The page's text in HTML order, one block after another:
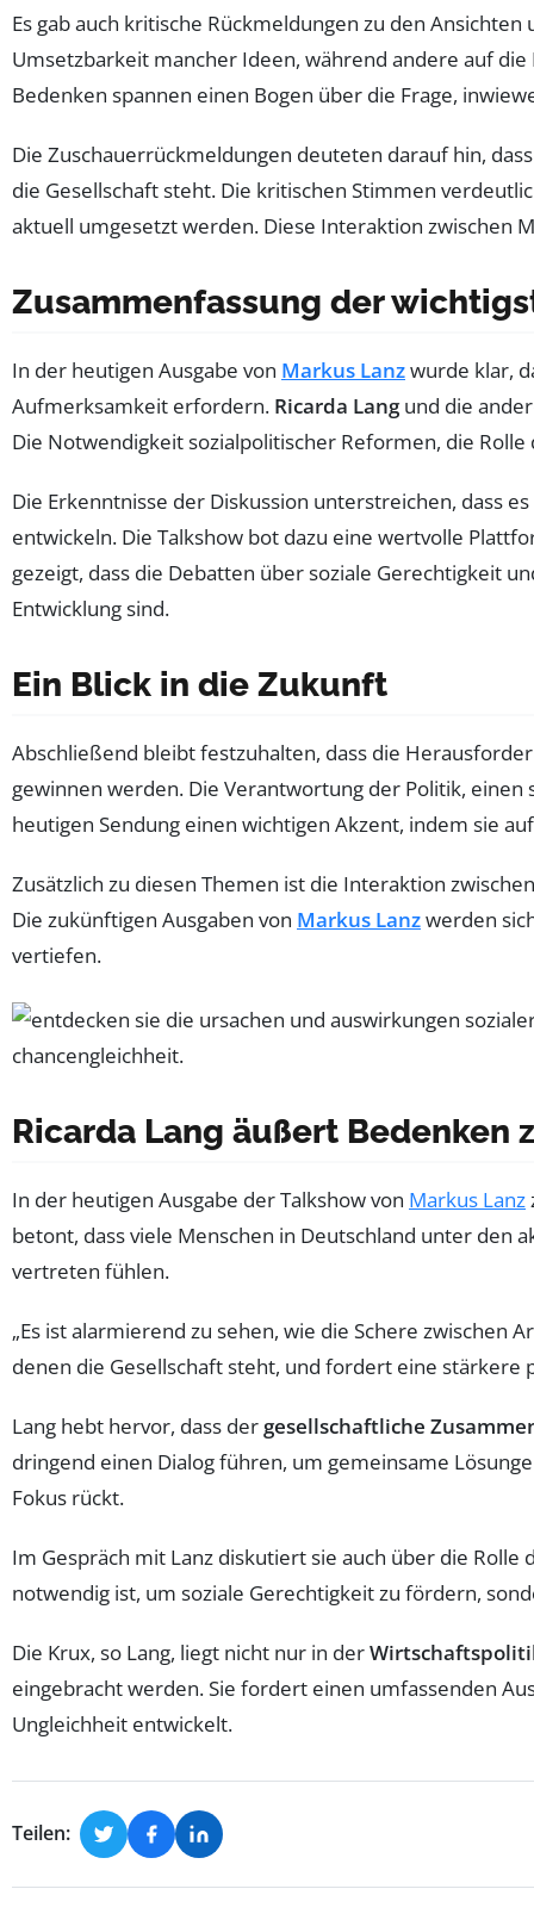
Es gab auch kritische Rückmeldungen zu den
Umsetzbarkeit mancher Ideen, während andere auf
Bedenken spannen einen Bogen über die Frage,
Die Zuschauerrückmeldungen deuteten darauf hin,
die Gesellschaft steht. Die kritischen Stimmen
aktuell umgesetzt werden. Diese Interaktion zwischen
Zusammenfassung der
In der heutigen Ausgabe von Markus Lanzwurde klar,
Aufmerksamkeit erfordern. Ricarda Langund die
Die Notwendigkeit sozialpolitischer Reformen, die
Die Erkenntnisse der Diskussion unterstreichen, dass
entwickeln. Die Talkshow bot dazu eine wertvolle
gezeigt, dass die Debatten über soziale Gerechtigkeit
Entwicklung sind.
Ein Blick in die Zukunft
Abschließend bleibt festzuhalten, dass die
gewinnen werden. Die Verantwortung der Politik,
heutigen Sendung einen wichtigen Akzent, indem sie
Zusätzlich zu diesen Themen ist die Interaktion
Die zukünftigen Ausgaben von Markus Lanzwerden
vertiefen.
Ricarda Lang äußert Bedenken
In der heutigen Ausgabe der Talkshow von Markus Lanz
betont, dass viele Menschen in Deutschland unter den
vertreten fühlen.
„Es ist alarmierend zu sehen, wie die Schere
denen die Gesellschaft steht, und fordert eine
Lang hebt hervor, dass der gesellschaftliche
dringend einen Dialog führen, um gemeinsame
Fokus rückt.
Im Gespräch mit Lanz diskutiert sie auch über die Rolle
notwendig ist, um soziale Gerechtigkeit zu fördern,
Die Krux, so Lang, liegt nicht nur in der
eingebracht werden. Sie fordert einen umfassenden
Ungleichheit entwickelt.
Teilen: